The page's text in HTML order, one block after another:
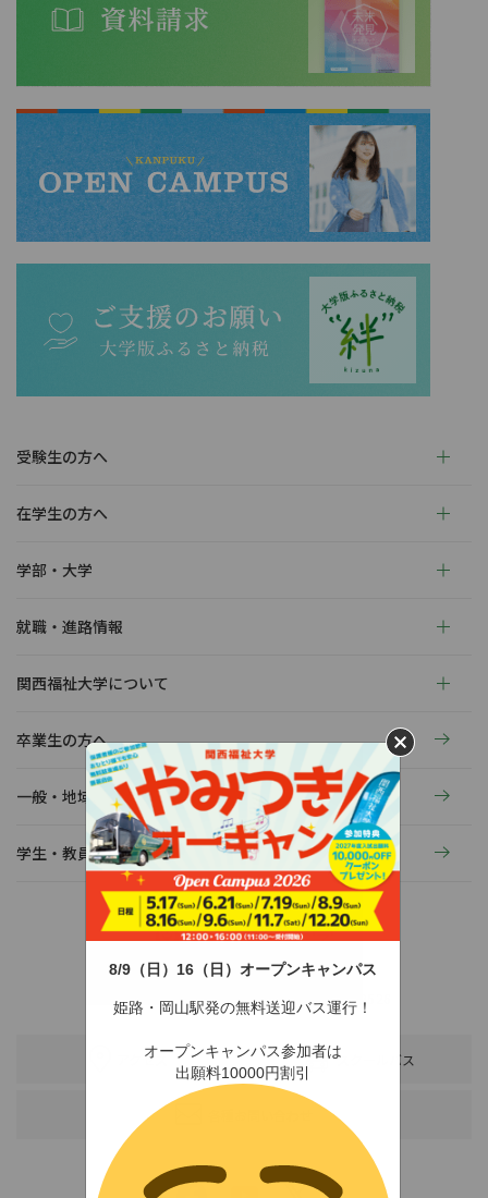
8/9（日）16（日）オープンキャンパス
姫路・岡山駅発の無料送迎バス運行！
オープンキャンパス参加者は
出願料10000円割引
受験生の方へ
在学生の方へ
学部・大学
就職・進路情報
関西福祉大学について
卒業生の方へ
一般・地域の方へ
学生・教員の活動
〒678-0255 兵庫県赤穂市新田380-3
TEL：0791-46-2525（代）FAX：0791-46-2526
アクセス スクールバス